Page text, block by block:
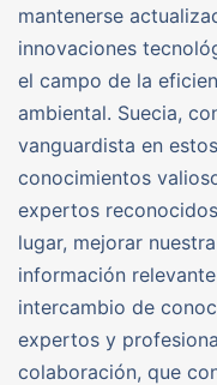
mantenerse
innovaciones
el campo de la
ambiental. Suecia,
vanguardista en
conocimientos
expertos
lugar, mejorar
información
intercambio de
expertos y
colaboración, que